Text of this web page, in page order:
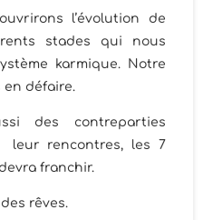
l’évolution de
stades qui nous
karmique. Notre
défaire.
des contreparties
leur rencontres, les 7
franchir.
rêves.